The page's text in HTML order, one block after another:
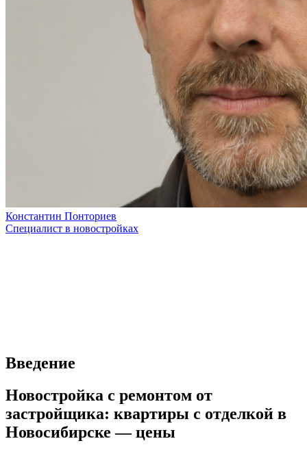
Константин Понториев
Специалист в новостройках
Введение
Новостройка с ремонтом от
застройщика: квартиры с отделкой в
Новосибирске — цены